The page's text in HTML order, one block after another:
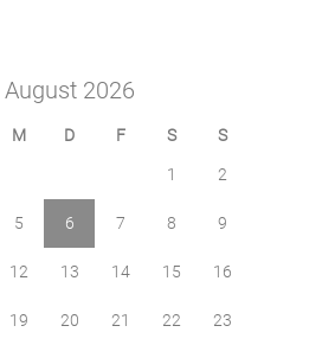
August 2026
M D F S S
1 2
5 6 7 8 9
12 13 14 15 16
19 20 21 22 23